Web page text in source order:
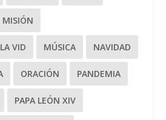
MISIÓN
VID MÚSICA NAVIDAD
ORACIÓN PANDEMIA
PAPA LEÓN XIV